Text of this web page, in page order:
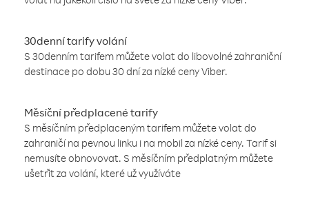
30denní tarify volání
S 30denním tarifem můžete volat do libovolné zahraniční
destinace po dobu 30 dní za nízké ceny Viber.
Měsíční předplacené tarify
S měsíčním předplaceným tarifem můžete volat do
zahraničí na pevnou linku i na mobil za nízké ceny. Tarif si
nemusíte obnovovat. S měsíčním předplatným můžete
ušetřit za volání, které už využíváte